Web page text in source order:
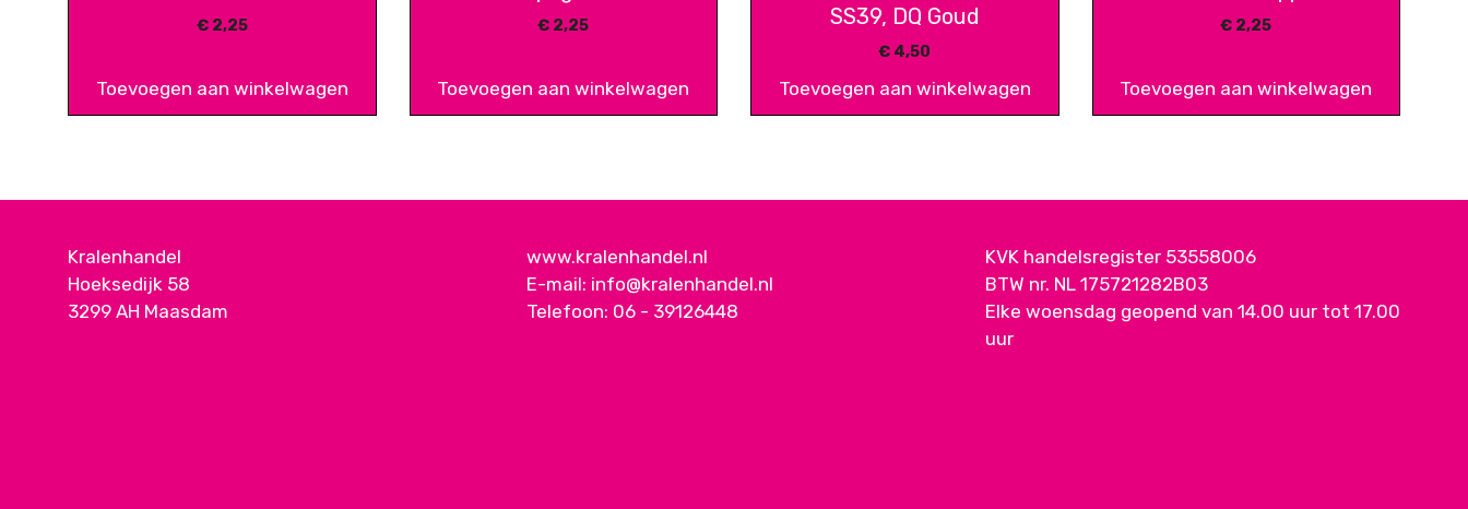
€2,25
Toevoegen aan winkelwagen
€ 2,25
Toevoegen aan winkelwagen
SS39, DQ Goud
€ 4,50
Toevoegen aan winkelwagen
€ 2,25
Toevoegen aan winkelwagen
Kralenhandel
Hoeksedijk 58
3299 AH Maasdam
www.kralenhandel.nl
E-mail: info@kralenhandel.nl
Telefoon: 06 - 39126448
KVK handelsregister 53558006
BTW nr. NL 175721282B03
Elke woensdag geopend van 14.00 uur tot 17.00
uur